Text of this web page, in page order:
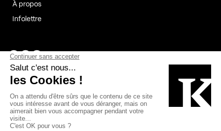
À propos
Infolettre
Page Facebook de Kollectif
Page Instagram de Kollectif
Page Linkedin de Kollectif